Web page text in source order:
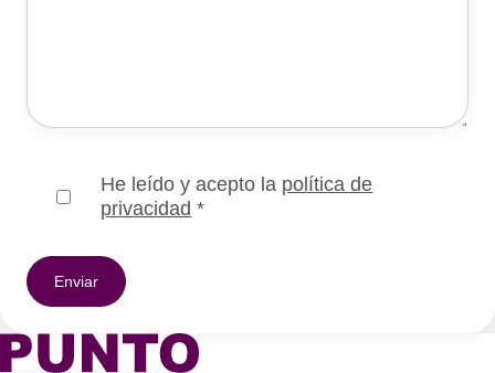
He leído y acepto la política de
privacidad *